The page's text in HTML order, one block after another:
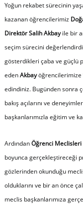
Yoğun rekabet sürecinin
kazanan öğrencilerimiz
Direktör Salih Akbayile bir
seçim sürecini
gösterdikleri çaba ve güçlü
edenAkbayöğrencilerimize
edindiniz. Bugünden sonra
bakış açılarını ve
başkanlarımızla eğitim ve
ArdındanÖğrenci Meclisleri
boyunca gerçekleştireceği
gözlerinden okunduğu
olduklarını ve bir an önce
meclis başkanlarımıza